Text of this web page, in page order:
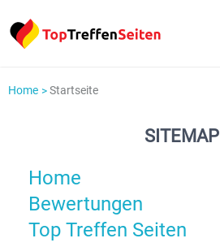
Home Startseite
SITEMAP
Home
Bewertungen
Top Treffen Seiten